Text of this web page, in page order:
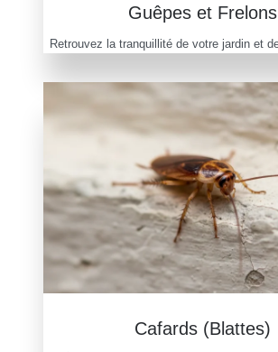
Guêpes et Frelons
Retrouvez la tranquillité de votre jardin et
Cafards (Blattes)